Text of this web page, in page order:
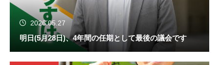
2026.05.27
明日(5月28日)、4年間の任期として最後の議会です